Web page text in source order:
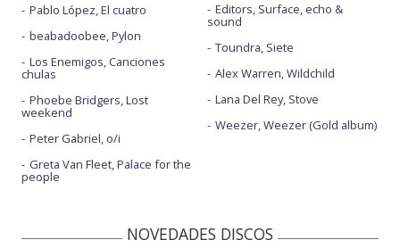
Pablo López, El cuatro
beabadoobee, Pylon
Los Enemigos, Canciones
chulas
Phoebe Bridgers, Lost
weekend
Peter Gabriel, o/i
Greta Van Fleet, Palace for the
people
Editors, Surface, echo &
sound
Toundra, Siete
Alex Warren, Wildchild
Lana Del Rey, Stove
Weezer, Weezer (Gold album)
NOVEDADES DISCOS